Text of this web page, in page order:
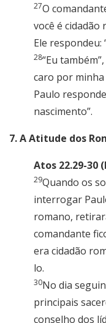
27O
você é cidadão
Ele respondeu:
28“Eu
caro por minha
Paulo
nascimento”.
7. A Atitude dos
Atos 22.29-30
29Quando os
interrogar
romano,
comandante
era cidadão
lo.
30No dia
principais
conselho dos